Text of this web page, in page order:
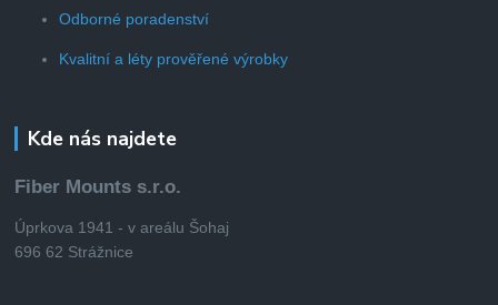
Odborné poradenství
Kvalitní a léty prověřené výrobky
Kde nás najdete
Fiber Mounts s.r.o.
Úprkova 1941 - v areálu Šohaj
696 62 Strážnice